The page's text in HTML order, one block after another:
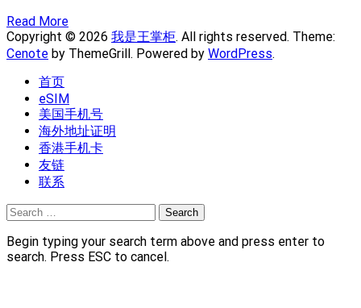
Read More
Copyright © 2026 我是王掌柜. All rights reserved. Theme:
Cenote by ThemeGrill. Powered by WordPress.
首页
eSIM
美国手机号
海外地址证明
香港手机卡
友链
联系
Search
for:
Begin typing your search term above and press enter to
search. Press ESC to cancel.